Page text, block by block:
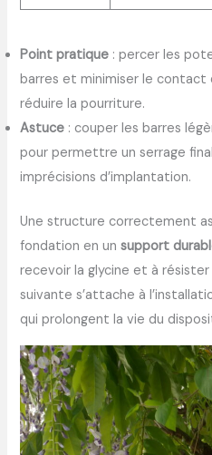
Point pratique : percer les
barres et minimiser le
réduire la pourriture.
Astuce : couper les barres
pour permettre un serrage
imprécisions d’implantation.
Une structure correctement
fondation en unsupport
recevoir la glycine et à résister
suivante s’attache à
qui prolongent la vie du